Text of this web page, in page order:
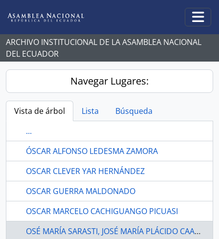
ARCHIVO INSTITUCIONAL DE LA ASAMBLEA NACIONAL
DEL ECUADOR
Navegar Lugares:
Vista de árbol Lista
Búsqueda
...
ÓSCAR ALFONSO LEDESMA ZAMORA
OSCAR CLEVER YAR HERNÁNDEZ
OSCAR GUERRA MALDONADO
OSCAR MARCELO CACHIGUANGO PICUASI
OSÉ MARÍA SARASTI, JOSÉ MARÍA PLÁCIDO CAAMAÑO Y PEDRO LIZARZABURU